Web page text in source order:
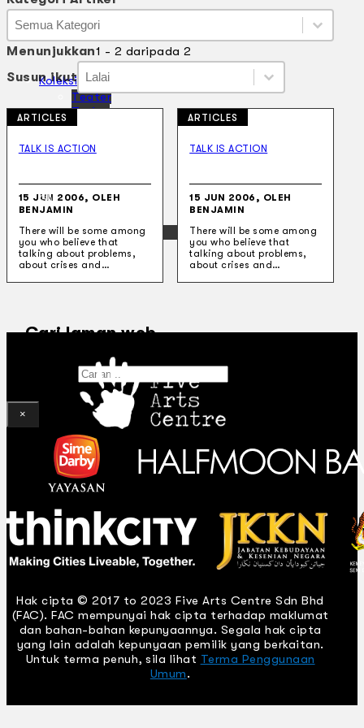
Koleksi Kami
Teater
Tarian
Artikel
Sejarah Lisan
Hubungi Kami
BM
EN
Cari laman web
×
Kategori Artikel
Kategori Artikel
Kategori Artikel
Menunjukkan1 - 2 daripada 2
Susun ikut Susun ikut
Susun ikut
Susun ikut
ARTICLES
TALK IS ACTION
15 JUN 2006, OLEH
BENJAMIN
There will be some among
you who believe that
talking about problems,
about crises and…
ARTICLES
TALK IS ACTION
15 JUN 2006, OLEH
BENJAMIN
There will be some among
you who believe that
talking about problems,
about crises and…
Hak cipta © 2017 to 2023 Five Arts Centre Sdn Bhd
(FAC). FAC mempunyai hak cipta terhadap maklumat
dan bahan-bahan kepunyaannya. Segala hak cipta
yang lain adalah kepunyaan pemilik yang berkaitan.
Untuk terma penuh, sila lihat Terma Penggunaan
Umum.